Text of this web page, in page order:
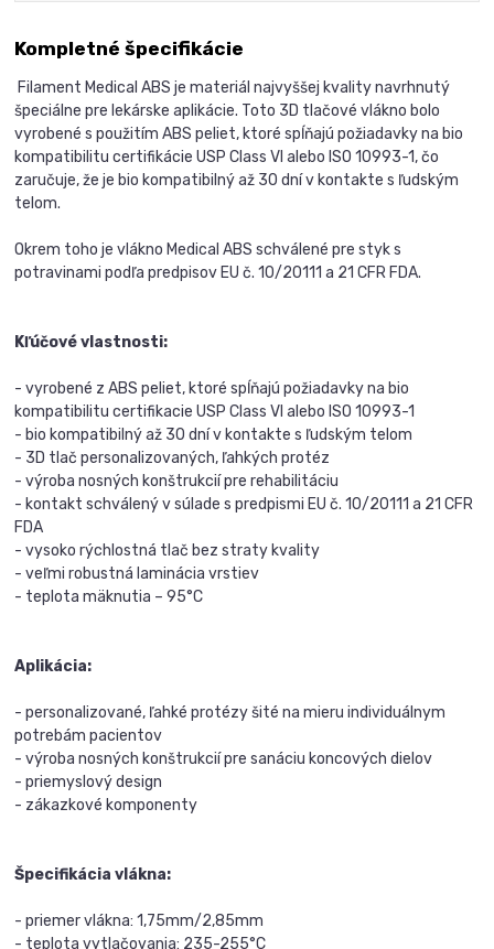
Kompletné špecifikácie
Filament Medical ABS je materiál najvyššej kvality navrhnutý
špeciálne pre lekárske aplikácie. Toto 3D tlačové vlákno bolo
vyrobené s použitím ABS peliet, ktoré spĺňajú požiadavky na bio
kompatibilitu certifikácie USP Class VI alebo ISO 10993-1, čo
zaručuje, že je bio kompatibilný až 30 dní v kontakte s ľudským
telom.
Okrem toho je vlákno Medical ABS schválené pre styk s
potravinami podľa predpisov EU č. 10/20111 a 21 CFR FDA.
Kľúčové vlastnosti:
- vyrobené z ABS peliet, ktoré spĺňajú požiadavky na bio
kompatibilitu certifikacie USP Class VI alebo ISO 10993-1
- bio kompatibilný až 30 dní v kontakte s ľudským telom
- 3D tlač personalizovaných, ľahkých protéz
- výroba nosných konštrukcií pre rehabilitáciu
- kontakt schválený v súlade s predpismi EU č. 10/20111 a 21 CFR
FDA
- vysoko rýchlostná tlač bez straty kvality
- veľmi robustná laminácia vrstiev
- teplota mäknutia – 95°C
Aplikácia:
- personalizované, ľahké protézy šité na mieru individuálnym
potrebám pacientov
- výroba nosných konštrukcií pre sanáciu koncových dielov
- priemyslový design
- zákazkové komponenty
Špecifikácia vlákna:
- priemer vlákna: 1,75mm/2,85mm
- teplota vytlačovania: 235-255°C